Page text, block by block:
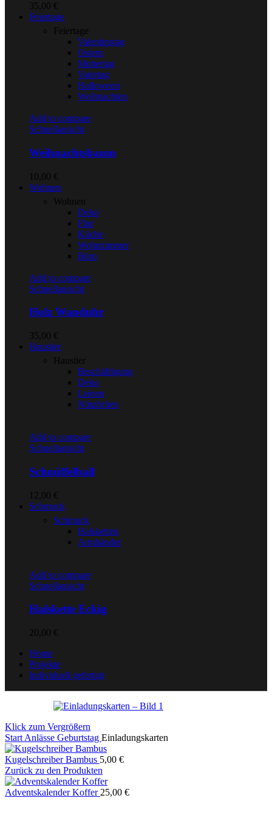
35,00 €
Feiertage
Feiertage
Valentinstag
Ostern
Muttertag
Vatertag
Halloween
Weihnachten
Add to compare
Schnellansicht
Weihnachtsbaum
10,00 €
Wohnen
Wohnen
Deko
Flur
Küche
Wohnzimmer
Büro
Add to compare
Schnellansicht
Holz Wanduhr
35,00 €
Haustier
Haustier
Beschäftigung
Deko
Leinen
Nützliches
Add to compare
Schnellansicht
Schnüffelball
12,00 €
Schmuck
Schmuck
Halsketten
Armbänder
Add to compare
Schnellansicht
Halskette Eckig
20,00 €
Home
Projekte
Individuell gefertigt
Klick zum Vergrößern
Start Anlässe Geburtstag Einladungskarten
Kugelschreiber Bambus 5,00 €
Zurück zu den Produkten
Adventskalender Koffer 25,00 €